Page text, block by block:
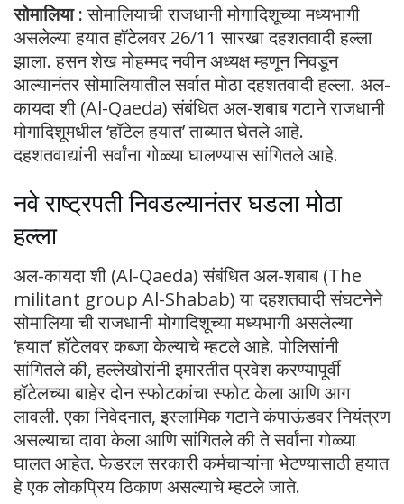
सोमालिया :सोमालियाची राजधानी मोगादिशूच्या मध्यभागी
असलेल्या हयात हॉटेलवर 26/11 सारखा दहशतवादी हल्ला
झाला. हसन शेख मोहम्मद नवीन अध्यक्ष म्हणून निवडून
आल्यानंतर सोमालियातील सर्वात मोठा दहशतवादी हल्ला. अल-
कायदा शी (Al-Qaeda) संबंधित अल-शबाब गटाने राजधानी
मोगादिशूमधील ‘हॉटेल हयात’ ताब्यात घेतले आहे.
दहशतवाद्यांनी सर्वांना गोळ्या घालण्यास सांगितले आहे.
नवे राष्ट्रपती निवडल्यानंतर घडला मोठा
हल्ला
अल-कायदा शी (Al-Qaeda) संबंधित अल-शबाब (The
militant group Al-Shabab) या दहशतवादी संघटनेने
सोमालिया ची राजधानी मोगादिशूच्या मध्यभागी असलेल्या
‘हयात’ हॉटेलवर कब्जा केल्याचे म्हटले आहे. पोलिसांनी
सांगितले की, हल्लेखोरांनी इमारतीत प्रवेश करण्यापूर्वी
हॉटेलच्या बाहेर दोन स्फोटकांचा स्फोट केला आणि आग
लावली. एका निवेदनात, इस्लामिक गटाने कंपाऊंडवर नियंत्रण
असल्याचा दावा केला आणि सांगितले की ते सर्वांना गोळ्या
घालत आहेत. फेडरल सरकारी कर्मचाऱ्यांना भेटण्यासाठी हयात
हे एक लोकप्रिय ठिकाण असल्याचे म्हटले जाते.